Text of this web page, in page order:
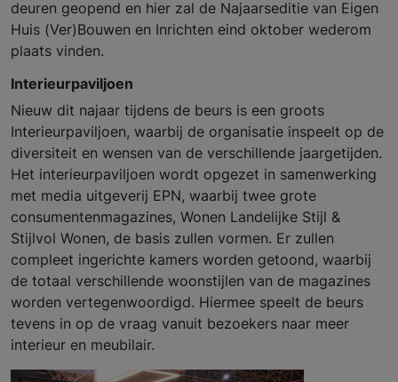
deuren geopend en hier zal de Najaarseditie van Eigen
Huis (Ver)Bouwen en Inrichten eind oktober wederom
plaats vinden.
Interieurpaviljoen
Nieuw dit najaar tijdens de beurs is een groots
Interieurpaviljoen, waarbij de organisatie inspeelt op de
diversiteit en wensen van de verschillende jaargetijden.
Het interieurpaviljoen wordt opgezet in samenwerking
met media uitgeverij EPN, waarbij twee grote
consumentenmagazines, Wonen Landelijke Stijl &
Stijlvol Wonen, de basis zullen vormen. Er zullen
compleet ingerichte kamers worden getoond, waarbij
de totaal verschillende woonstijlen van de magazines
worden vertegenwoordigd. Hiermee speelt de beurs
tevens in op de vraag vanuit bezoekers naar meer
interieur en meubilair.